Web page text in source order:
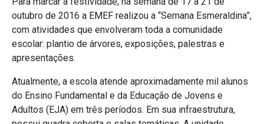
outubro de 2016 a EMEF realizou a “Semana Esmeraldina”,
com atividades que envolveram toda a comunidade
escolar: plantio de árvores, exposições, palestras e
apresentações.
Atualmente, a escola atende aproximadamente mil alunos
do Ensino Fundamental e da Educação de Jovens e
Adultos (EJA) em três períodos. Em sua infraestrutura,